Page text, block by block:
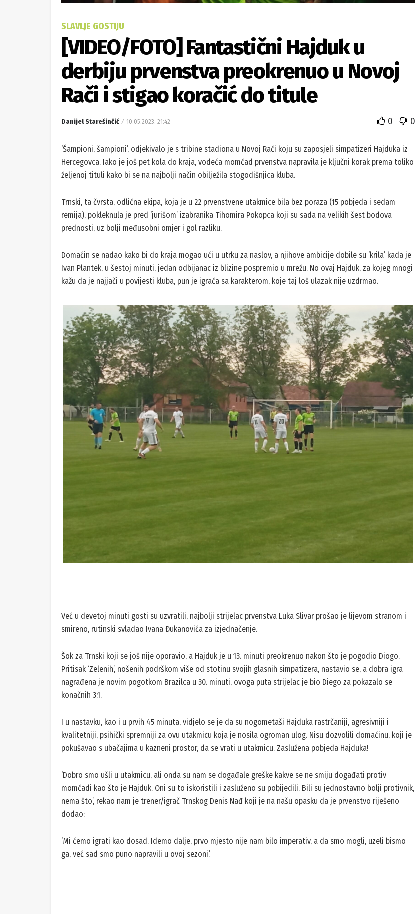
SLAVLJE GOSTIJU
[VIDEO/FOTO] Fantastični Hajduk u
derbiju prvenstva preokrenuo u Novoj
Rači i stigao koračić do titule
Danijel Starešinčić 10.05.2023. 21:42 0 0
‘Šampioni, šampioni’, odjekivalo je s tribine stadiona u Novoj Rači koju su zaposjeli simpatizeri Hajduka iz
Hercegovca. Iako je još pet kola do kraja, vodeća momčad prvenstva napravila je ključni korak prema toliko
željenoj tituli kako bi se na najbolji način obilježila stogodišnjica kluba.
Trnski, ta čvrsta, odlična ekipa, koja je u 22 prvenstvene utakmice bila bez poraza (15 pobjeda i sedam
remija), pokleknula je pred ‘jurišom’ izabranika Tihomira Pokopca koji su sada na velikih šest bodova
prednosti, uz bolji međusobni omjer i gol razliku.
Domaćin se nadao kako bi do kraja mogao ući u utrku za naslov, a njihove ambicije dobile su ‘krila’ kada je
Ivan Plantek, u šestoj minuti, jedan odbijanac iz blizine pospremio u mrežu. No ovaj Hajduk, za kojeg mnogi
kažu da je najjači u povijesti kluba, pun je igrača sa karakterom, koje taj loš ulazak nije uzdrmao.
Već u devetoj minuti gosti su uzvratili, najbolji strijelac prvenstva Luka Slivar prošao je lijevom stranom i
smireno, rutinski svladao Ivana Đukanovića za izjednačenje.
Pritisak ‘Zelenih’, nošenih podrškom više od stotinu svojih glasnih simpatizera, nastavio se, a dobra igra
nagrađena je novim pogotkom Brazilca u 30. minuti, ovoga puta strijelac je bio Diego za pokazalo se